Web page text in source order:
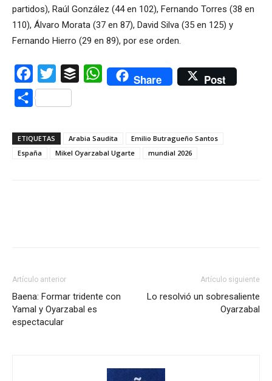
partidos), Raúl González (44 en 102), Fernando Torres (38 en
110), Álvaro Morata (37 en 87), David Silva (35 en 125) y
Fernando Hierro (29 en 89), por ese orden.
Facebook
Twitter Buffer WhatsAppShare Post
Compartir
ETIQUETAS Arabia Saudita
Emilio Butragueño Santos
España
Mikel Oyarzabal Ugarte mundial 2026
Artículo anterior
Baena: Formar tridente con
Yamal y Oyarzabal es
espectacular
Artículo siguiente
Lo resolvió un sobresaliente
Oyarzabal